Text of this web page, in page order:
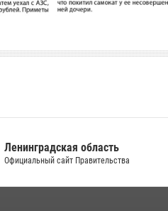
Ленинградская область
Официальный сайт Правительства